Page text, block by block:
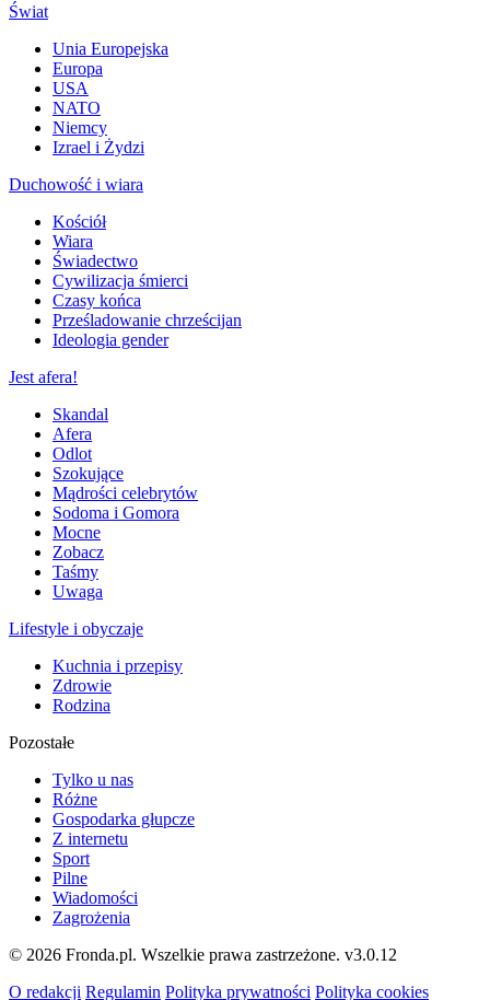
Świat
Unia Europejska
Europa
USA
NATO
Niemcy
Izrael i Żydzi
Duchowość i wiara
Kościół
Wiara
Świadectwo
Cywilizacja śmierci
Czasy końca
Prześladowanie chrześcijan
Ideologia gender
Jest afera!
Skandal
Afera
Odlot
Szokujące
Mądrości celebrytów
Sodoma i Gomora
Mocne
Zobacz
Taśmy
Uwaga
Lifestyle i obyczaje
Kuchnia i przepisy
Zdrowie
Rodzina
Pozostałe
Tylko u nas
Różne
Gospodarka głupcze
Z internetu
Sport
Pilne
Wiadomości
Zagrożenia
© 2026 Fronda.pl. Wszelkie prawa zastrzeżone. v3.0.12
O redakcji Regulamin Polityka prywatności Polityka cookies